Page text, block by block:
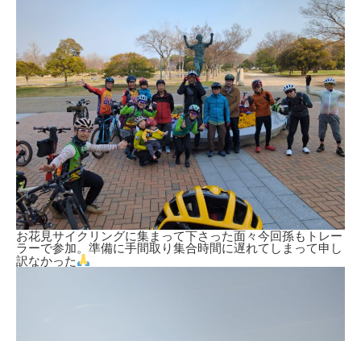
お花見サイクリングに集まって下さった面々今回孫もトレー
ラーで参加。準備に手間取り集合時間に遅れてしまって申し
訳なかった